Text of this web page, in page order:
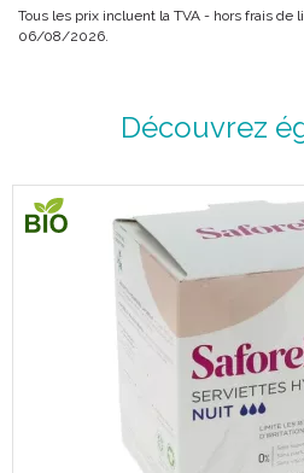
Tous les prix incluent la TVA - hors frais de
06/08/2026.
Découvrez